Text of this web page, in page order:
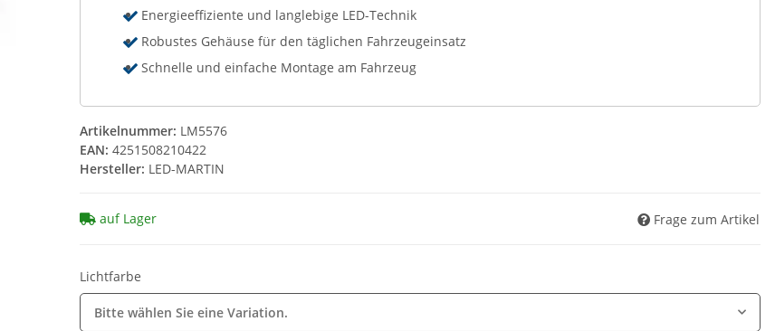
Energieeffiziente und langlebige LED-Technik
Robustes Gehäuse für den täglichen Fahrzeugeinsatz
Schnelle und einfache Montage am Fahrzeug
Artikelnummer: LM5576
EAN: 4251508210422
Hersteller: LED-MARTIN
auf Lager Frage zum Artikel
Lichtfarbe
Bitte wählen Sie eine Variation.